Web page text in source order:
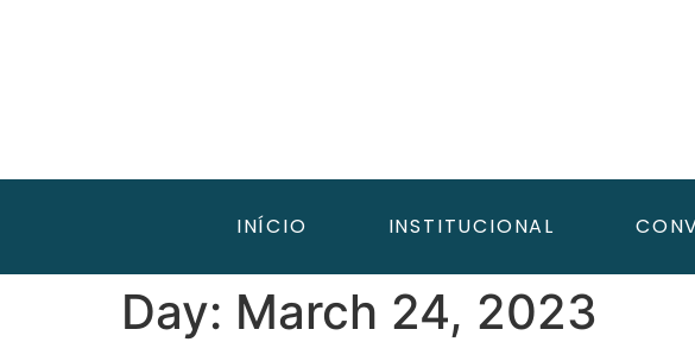
INÍCIO INSTITUCIONAL
Day: March 24, 2023